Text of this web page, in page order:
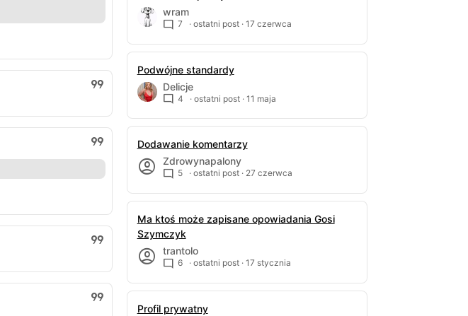
wram
7 · ostatni post · 17 czerwca
Podwójne standardy
Delicje
4 · ostatni post · 11 maja
Dodawanie komentarzy
Zdrowynapalony
5 · ostatni post · 27 czerwca
Ma ktoś może zapisane opowiadania Gosi
Szymczyk
trantolo
6 · ostatni post · 17 stycznia
Profil prywatny